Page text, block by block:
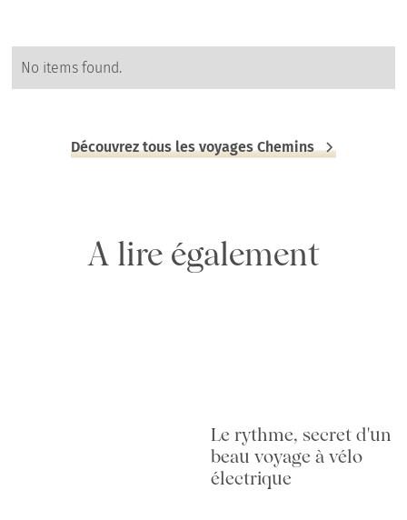
No items found.
Découvrez tous les voyages Chemins
A lire également
Le rythme, secret d'un
beau voyage à vélo
électrique